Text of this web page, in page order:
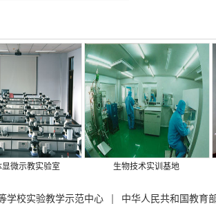
教实验室 生物技术实训基地
学校实验教学示范中心
中华人民共和国教育